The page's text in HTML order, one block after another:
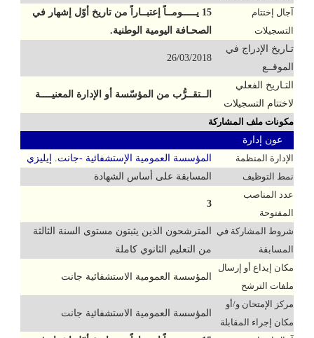
آجال إختتام
التسجيلات
15 يـــــومــاً إعتبــاراً من تاريخ أوّل إشهار في
الصحـافة اليومية الوطنية.
تـاريخ الإدراج في
الموقــع
26/03/2018
التـاريخ الفعلي
لاختتام التسجيلات
الــتقــرُّب من المؤسّسة أو الإدارة المعنيــــة
مكونات ملف المشاركة
عون إدارة
الإدارة المنظمة
المؤسسة العمومية الإستشفائية -جانت. إيليزي
نمط التوظيف
المسابقة على أساس الشهادة
عدد المناصب
المفتوحة
3
شروط المشاركة في
المسابقة
المترشحون الذين يثبتون مستوى السنة الثالثة
من التعليم الثانوي كاملة
مكان إيداع أو إرسال
ملفات الترشح
المؤسسة العمومية الاستشفائية جانت
مركز الإمتحان و/أو
مكان إجراء المقابلة
المؤسسة العمومية الاستشفائية جانت